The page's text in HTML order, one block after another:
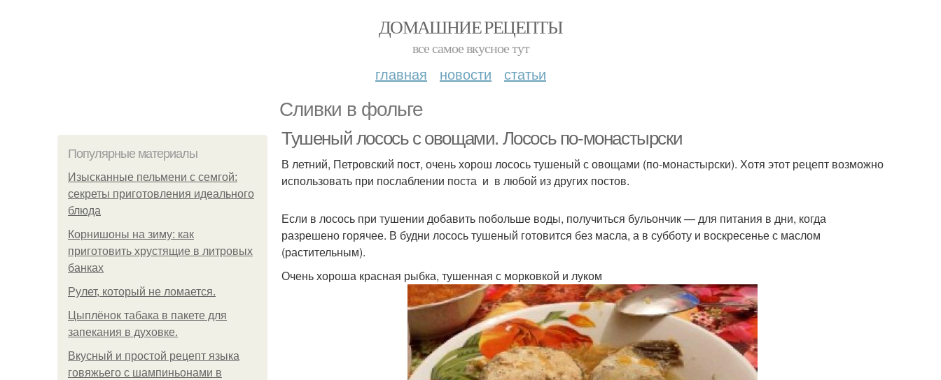
ДОМАШНИЕ РЕЦЕПТЫ
все самое вкусное тут
главная новости статьи
Сливки в фольге
Популярные материалы
Изысканные пельмени с семгой:
секреты приготовления идеального
блюда
Корнишоны на зиму: как
приготовить хрустящие в литровых
банках
Рулет, который не ломается.
Цыплёнок табака в пакете для
запекания в духовке.
Вкусный и простой рецепт языка
говяжьего с шампиньонами в
Тушеный лосось с овощами. Лосось по-монастырски
В летний, Петровский пост, очень хорош лосось тушеный с овощами (по-монастырски). Хотя этот рецепт возможно
использовать при послаблении поста и в любой из других постов.
Если в лосось при тушении добавить побольше воды, получиться бульончик — для питания в дни, когда
разрешено горячее. В будни лосось тушеный готовится без масла, а в субботу и воскресенье с маслом
(растительным).
Очень хороша красная рыбка, тушенная с морковкой и луком